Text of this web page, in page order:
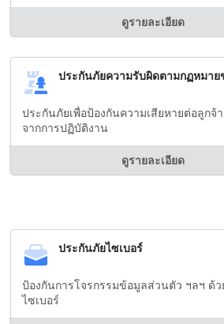
ดูรายละเอียด
ประกันภัยความรับผิดตามกฏหมาย
ประกันภัยเพื่อป้องกันความเสียหายต่อลูกจ้
จากการปฏิบัติงาน
ดูรายละเอียด
ประกันภัยไซเบอร์
ป้องกันการโจรกรรมข้อมูลส่วนตัว ฯลฯ ด้
ไซเบอร์